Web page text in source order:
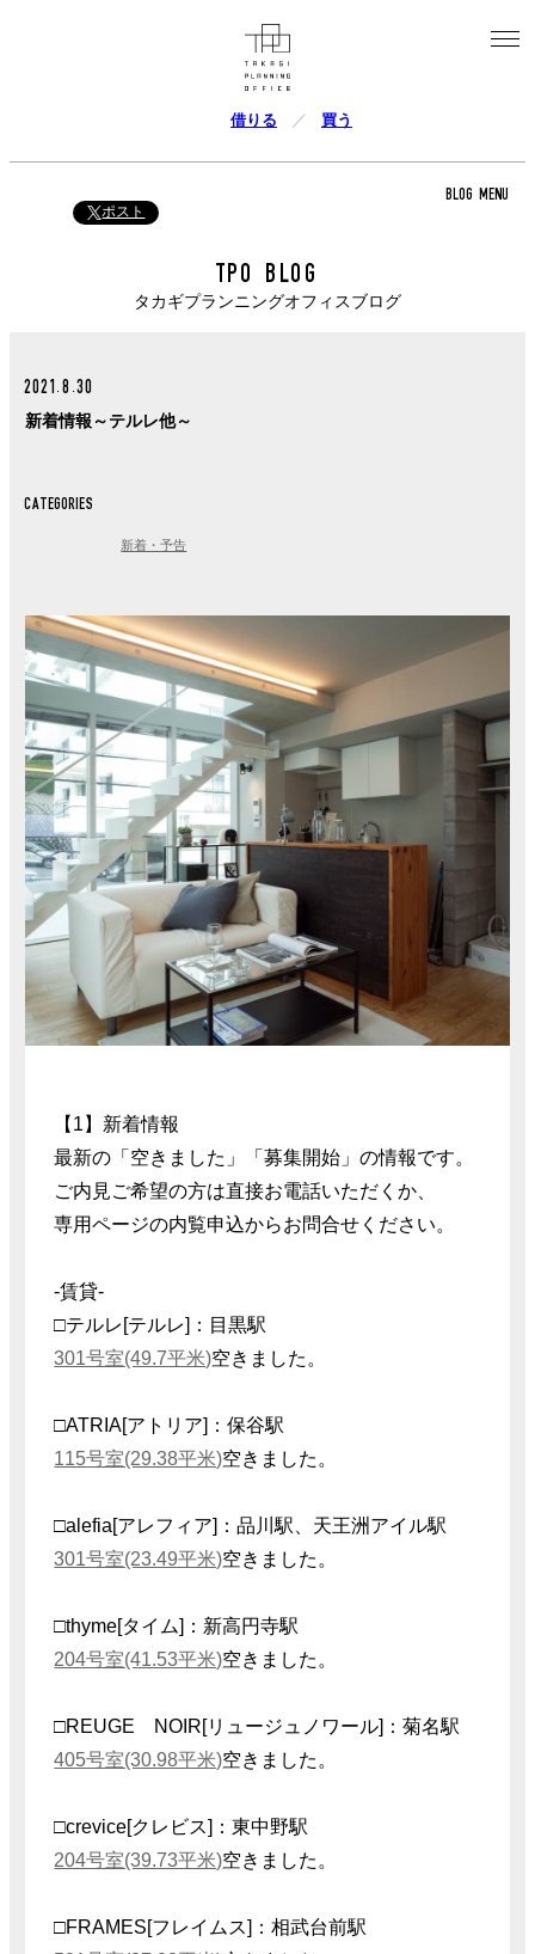
借りる 買う
ポスト
BLOG MENU
TPO BLOG
タカギプランニングオフィスブログ
2021.8.30
新着情報～テルレ他～
CATEGORIES
新着・予告
【1】新着情報
最新の「空きました」「募集開始」の情報です。
ご内見ご希望の方は直接お電話いただくか、
専用ページの内覧申込からお問合せください。
-賃貸-
□テルレ[テルレ]：目黒駅
301号室(49.7平米)空きました。
□ATRIA[アトリア]：保谷駅
115号室(29.38平米)空きました。
□alefia[アレフィア]：品川駅、天王洲アイル駅
301号室(23.49平米)空きました。
□thyme[タイム]：新高円寺駅
204号室(41.53平米)空きました。
□REUGE NOIR[リュージュノワール]：菊名駅
405号室(30.98平米)空きました。
□crevice[クレビス]：東中野駅
204号室(39.73平米)空きました。
□FRAMES[フレイムス]：相武台前駅